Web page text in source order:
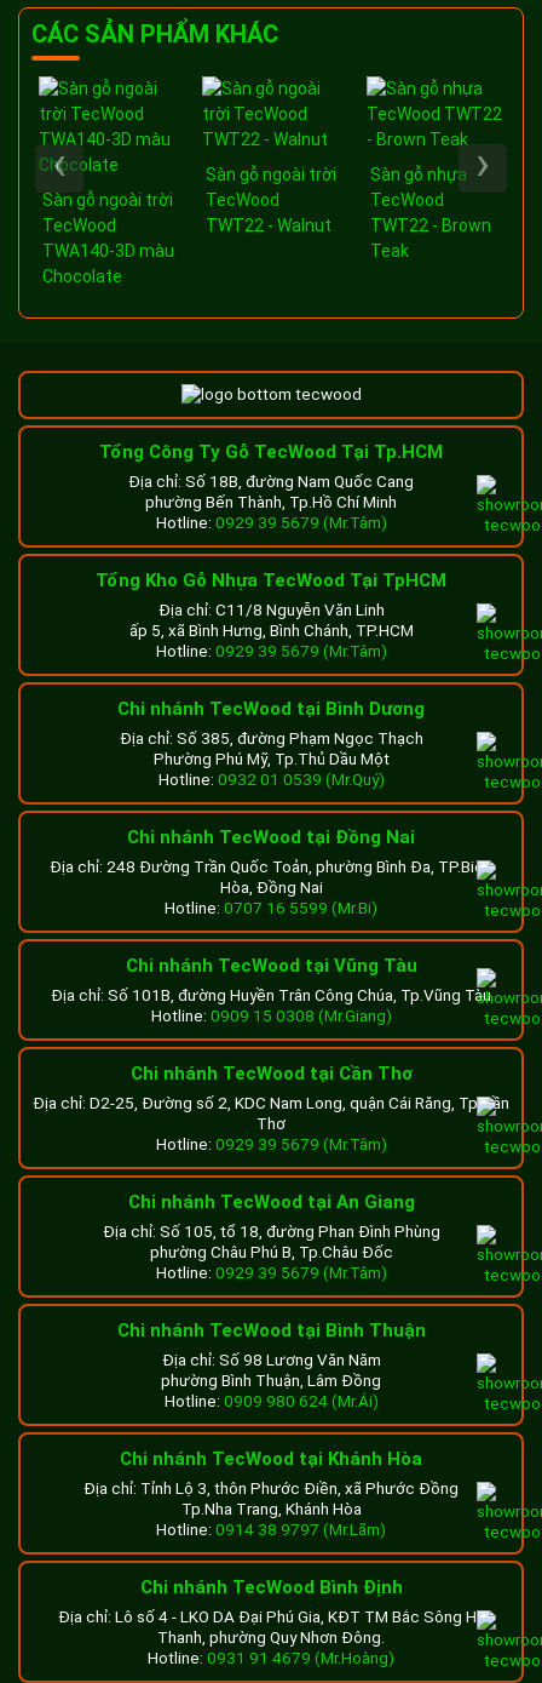
CÁC SẢN PHẨM KHÁC
Sàn gỗ ngoài trời
TecWood
TWA140-3D màu
Chocolate
Sàn gỗ ngoài trời
TecWood
TWT22 - Walnut
Sàn gỗ nhựa
TecWood
TWT22 - Brown
Teak
‹ ›
Tổng Công Ty Gỗ TecWood Tại Tp.HCM
Địa chỉ: Số 18B, đường Nam Quốc Cang
phường Bến Thành, Tp.Hồ Chí Minh
Hotline: 0929 39 5679 (Mr.Tâm)
Tổng Kho Gỗ Nhựa TecWood Tại TpHCM
Địa chỉ: C11/8 Nguyễn Văn Linh
ấp 5, xã Bình Hưng, Bình Chánh, TP.HCM
Hotline: 0929 39 5679 (Mr.Tâm)
Chi nhánh TecWood tại Bình Dương
Địa chỉ: Số 385, đường Phạm Ngọc Thạch
Phường Phú Mỹ, Tp.Thủ Dầu Một
Hotline: 0932 01 0539 (Mr.Quý)
Chi nhánh TecWood tại Đồng Nai
Địa chỉ: 248 Đường Trần Quốc Toản, phường Bình Đa, TP.Biên
Hòa, Đồng Nai
Hotline: 0707 16 5599 (Mr.Bi)
Chi nhánh TecWood tại Vũng Tàu
Địa chỉ: Số 101B, đường Huyền Trân Công Chúa, Tp.Vũng Tàu
Hotline: 0909 15 0308 (Mr.Giang)
Chi nhánh TecWood tại Cần Thơ
Địa chỉ: D2-25, Đường số 2, KDC Nam Long, quận Cái Răng, Tp.Cần
Thơ
Hotline: 0929 39 5679 (Mr.Tâm)
Chi nhánh TecWood tại An Giang
Địa chỉ: Số 105, tổ 18, đường Phan Đình Phùng
phường Châu Phú B, Tp.Châu Đốc
Hotline: 0929 39 5679 (Mr.Tâm)
Chi nhánh TecWood tại Bình Thuận
Địa chỉ: Số 98 Lương Văn Năm
phường Bình Thuận, Lâm Đồng
Hotline: 0909 980 624 (Mr.Ái)
Chi nhánh TecWood tại Khánh Hòa
Địa chỉ: Tỉnh Lộ 3, thôn Phước Điền, xã Phước Đồng
Tp.Nha Trang, Khánh Hòa
Hotline: 0914 38 9797 (Mr.Lãm)
Chi nhánh TecWood Bình Định
Địa chỉ: Lô số 4 - LKO DA Đại Phú Gia, KĐT TM Bắc Sông Hà
Thanh, phường Quy Nhơn Đông.
Hotline: 0931 91 4679 (Mr.Hoàng)